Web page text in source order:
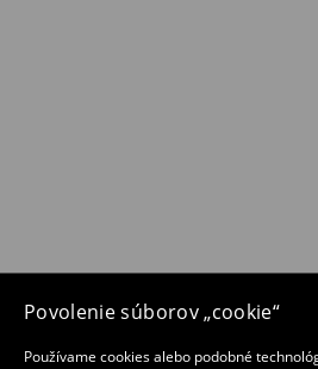
Povolenie súborov „cookie“
Používame cookies alebo podobné